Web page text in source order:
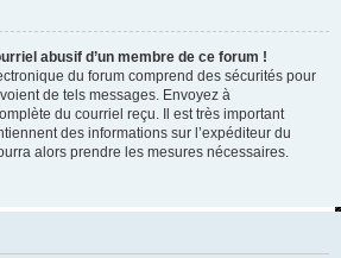
abusif d’un membre de ce forum !
du forum comprend des sécurités pour
de tels messages. Envoyez à
du courriel reçu. Il est très important
des informations sur l’expéditeur du
alors prendre les mesures nécessaires.